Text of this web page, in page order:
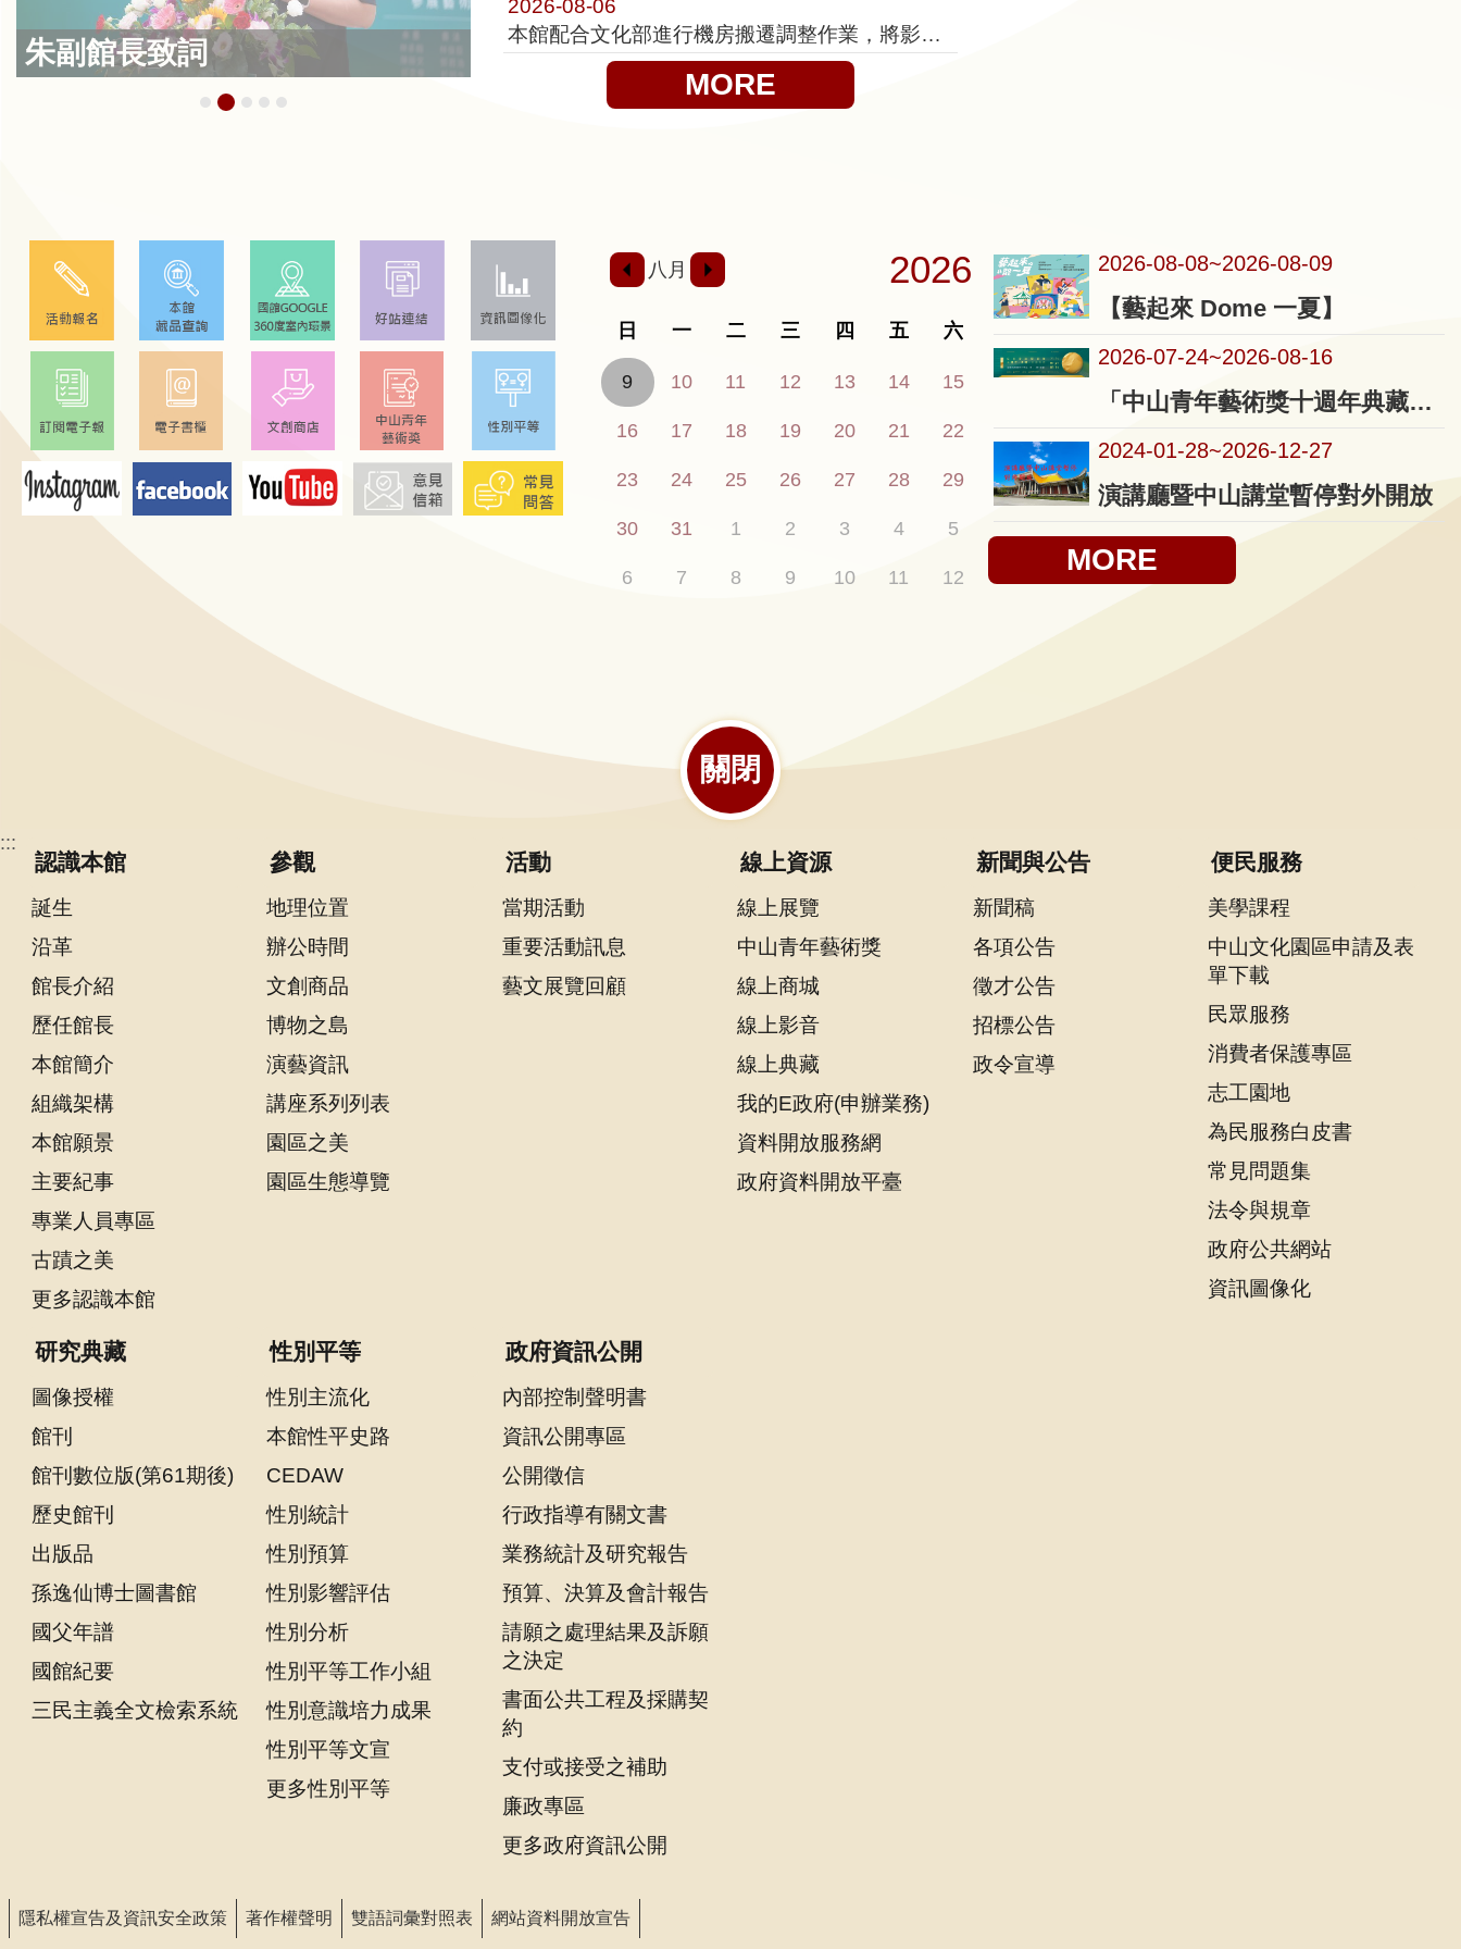
研
究
政
訊
公
開
策
著
作
權
聲
明
雙
語
彙
對
照
表
站
資
料
開
放
宣
告
首
頁
網
站
覽
見
朱副館長致詞
2026-08-06
本館配合文化部進行機房搬遷調整作業，將影響國立國父紀念館中、英文版官網及國父紀念館iMedia影音平台、文創商店及中山學術資料庫網站對外連線服務。於115年8月21日(五)晚間八點至115年8月22日(六)晚間八點暫停服務造成您的不便，敬請⾒諒。
MORE
八月 2026
日 一 二 三 四 五 六
9 10 11 12 13 14 15
16 17 18 19 20 21 22
23 24 25 26 27 28 29
30 31 1 2 3 4 5
6 7 8 9 10 11 12
2026-08-08~2026-08-09
【藝起來 Dome 一夏】
2026-07-24~2026-08-16
「中山青年藝術獎十週年典藏巡迴特展」
2024-01-28~2026-12-27
演講廳暨中山講堂暫停對外開放
MORE
關閉
:::
認識本館
誕生
沿革
館長介紹
歷任館長
本館簡介
組織架構
本館願景
主要紀事
專業人員專區
古蹟之美
更多認識本館
參觀
地理位置
辦公時間
文創商品
博物之島
演藝資訊
講座系列列表
園區之美
園區生態導覽
活動
當期活動
重要活動訊息
藝文展覽回顧
線上資源
線上展覽
中山青年藝術獎
線上商城
線上影音
線上典藏
我的E政府(申辦業務)
資料開放服務網
政府資料開放平臺
新聞與公告
新聞稿
各項公告
徵才公告
招標公告
政令宣導
便民服務
美學課程
中山文化園區申請及表
單下載
民眾服務
消費者保護專區
志工園地
為民服務白皮書
常見問題集
法令與規章
政府公共網站
資訊圖像化
研究典藏
圖像授權
館刊
館刊數位版(第61期後)
歷史館刊
出版品
孫逸仙博士圖書館
國父年譜
國館紀要
三民主義全文檢索系統
性別平等
性別主流化
本館性平史路
CEDAW
性別統計
性別預算
性別影響評估
性別分析
性別平等工作小組
性別意識培力成果
性別平等文宣
更多性別平等
政府資訊公開
內部控制聲明書
資訊公開專區
公開徵信
行政指導有關文書
業務統計及研究報告
預算、決算及會計報告
請願之處理結果及訴願
之決定
書面公共工程及採購契
約
支付或接受之補助
廉政專區
更多政府資訊公開
隱私權宣告及資訊安全政策 著作權聲明 雙語詞彙對照表 網站資料開放宣告